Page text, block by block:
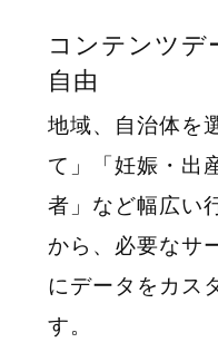
コンテンツデ
自由
地域、自治体を
て」「妊娠・出
者」など幅広い
から、必要なサ
にデータをカス
す。